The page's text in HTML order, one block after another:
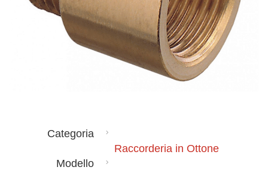
Categoria
Raccorderia in Ottone
Modello